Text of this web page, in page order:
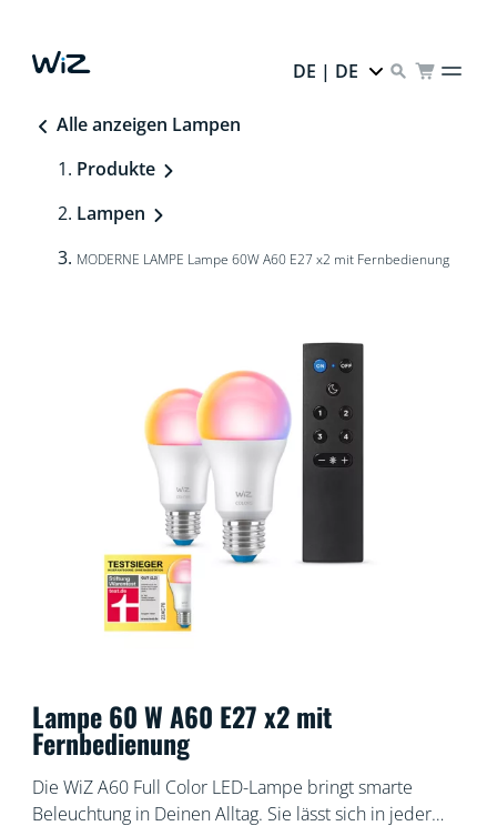
DE | DE
Alle anzeigen Lampen
Produkte
Lampen
MODERNE LAMPE Lampe 60W A60 E27 x2 mit Fernbedienung
Lampe 60 W A60 E27 x2 mit
Fernbedienung
Die WiZ A60 Full Color LED-Lampe bringt smarte
Beleuchtung in Deinen Alltag. Sie lässt sich in jeder